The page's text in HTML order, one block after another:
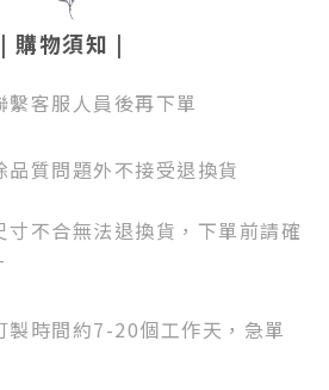
| 購物須知 |
繫客服人員後再下單
質問題外不接受退換貨
寸不合無法退換貨 ，下單前請確
製時間約7-20個工作天，急單